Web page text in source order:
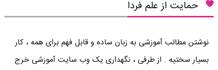
حمایت از علم فردا
نوشتن مطالب آموزشی به زبان ساده و قابل فهم برای همه ، کار
بسیار سختیه . از طرفی ، نگهداری یک وب سایت آموزشی خرج